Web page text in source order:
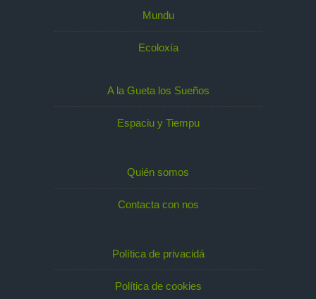
Mundu
Ecoloxía
A la Gueta los Sueños
Espaciu y Tiempu
Quién somos
Contacta con nos
Política de privacidá
Política de cookies